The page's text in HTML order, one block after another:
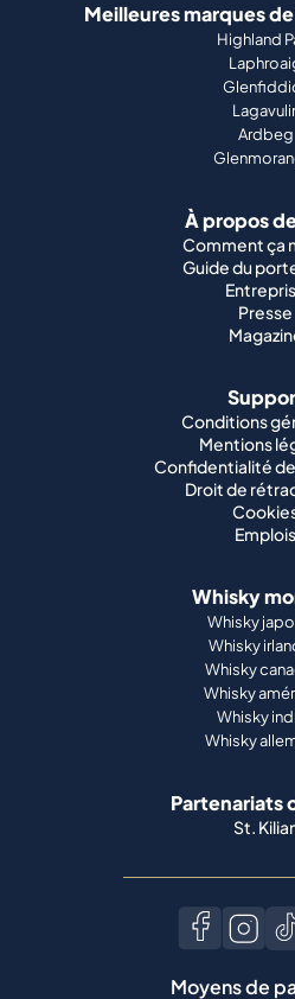
Meilleures marques
Highland
Ardbeg
À propos
Comment ça
Guide du
Presse
Conditions
Mentions
Confidentialité
Droit de
Emplois
Whisky
Whisky
Whisky
Whisky
Whisky
Whisky
Whisky
Partenariats
St.
Moyens de